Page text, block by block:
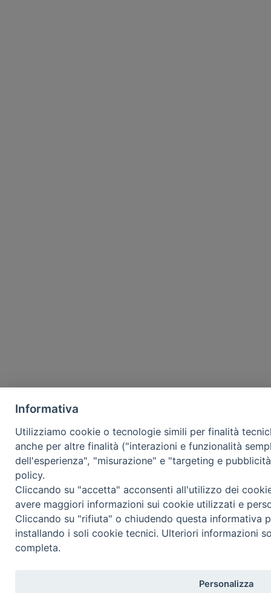
Informativa
Utilizziamo cookie o tecnologie simili per finalità
anche per altre finalità ("interazioni e funzionalità
dell'esperienza", "misurazione" e "targeting e
policy.
Cliccando su "accetta" acconsenti all'utilizzo dei
avere maggiori informazioni sui cookie utilizzati e
Cliccando su "rifiuta" o chiudendo questa informativa
installando i soli cookie tecnici. Ulteriori informazioni
completa.
Personalizza